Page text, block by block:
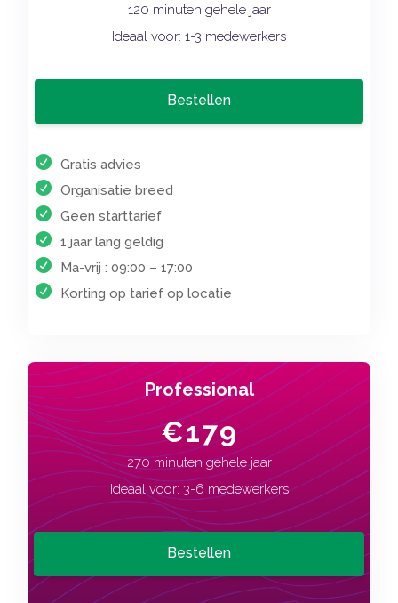
120 minuten gehele jaar
Ideaal voor: 1-3 medewerkers
Bestellen
Gratis advies
Organisatie breed
Geen starttarief
1 jaar lang geldig
Ma-vrij : 09:00 – 17:00
Korting op tarief op locatie
Professional
€179
270 minuten gehele jaar
Ideaal voor: 3-6 medewerkers
Bestellen